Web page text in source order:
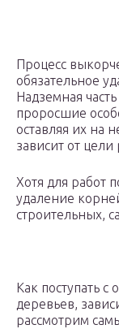
Процесс
обязательное
Надземная
проросшие
оставляя их на
зависит от цели
Хотя для работ
удаление
строительных,
Как поступать с
деревьев,
рассмотрим